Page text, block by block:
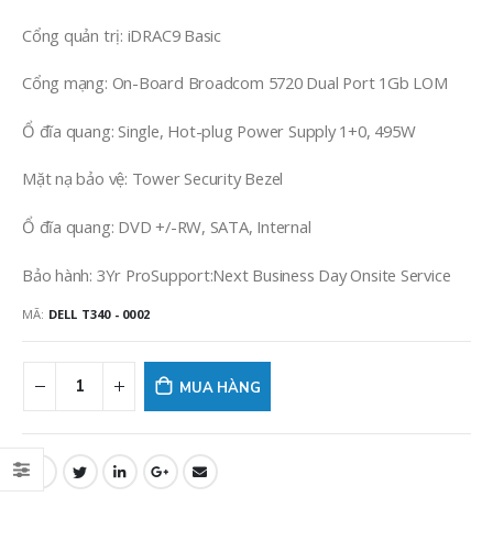
Cổng quản trị: iDRAC9 Basic
Cổng mạng: On-Board Broadcom 5720 Dual Port 1Gb LOM
Ổ đĩa quang: Single, Hot-plug Power Supply 1+0, 495W
Mặt nạ bảo vệ: Tower Security Bezel
Ổ đĩa quang: DVD +/-RW, SATA, Internal
Bảo hành: 3Yr ProSupport:Next Business Day Onsite Service
MÃ: DELL T340 - 0002
MUA HÀNG